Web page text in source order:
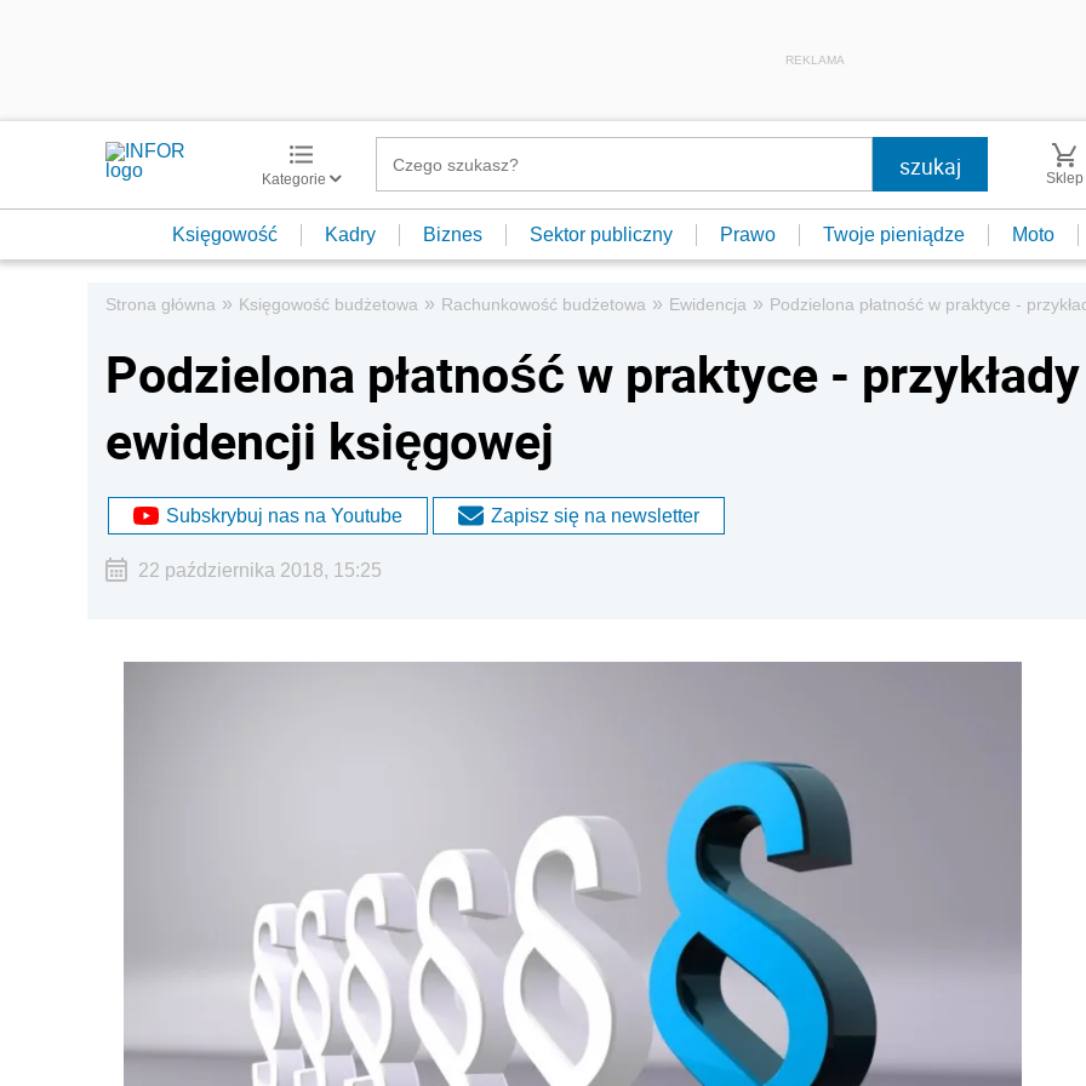
REKLAMA
Kategorie Sklep
Księgowość Kadry Biznes Sektor publiczny Prawo Twoje pieniądze Moto
Strona główna » Księgowość budżetowa » Rachunkowość budżetowa » Ewidencja » Podzielona płatność w praktyce -
Podzielona płatność w praktyce - przykłady
ewidencji księgowej
Subskrybuj nas na Youtube Zapisz się na newsletter
22 października 2018, 15:25